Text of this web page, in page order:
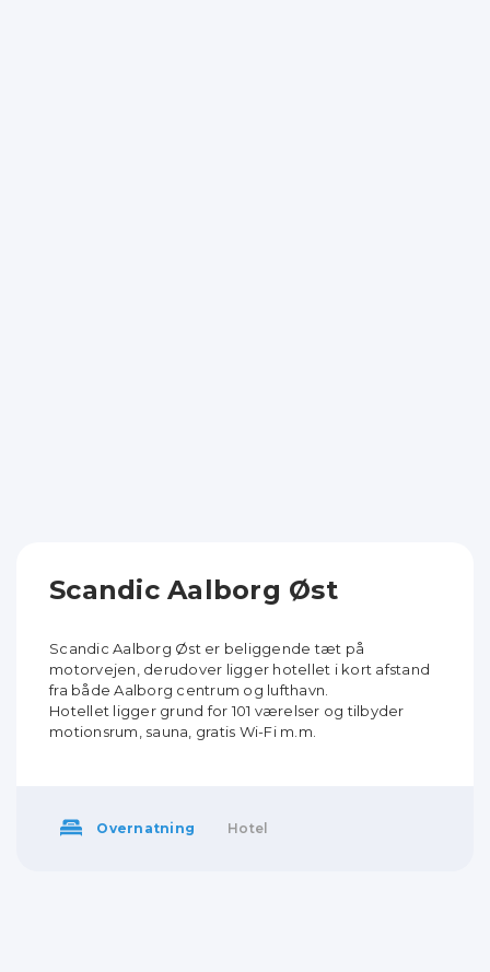
Scandic Aalborg Øst
Scandic Aalborg Øst er beliggende tæt på
motorvejen, derudover ligger hotellet i kort afstand
fra både Aalborg centrum og lufthavn.
Hotellet ligger grund for 101 værelser og tilbyder
motionsrum, sauna, gratis Wi-Fi m.m.
Overnatning Hotel